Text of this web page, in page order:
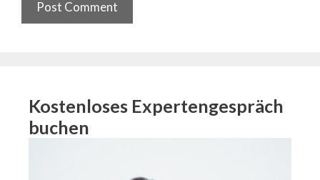
Kostenloses Expertengespräch
buchen